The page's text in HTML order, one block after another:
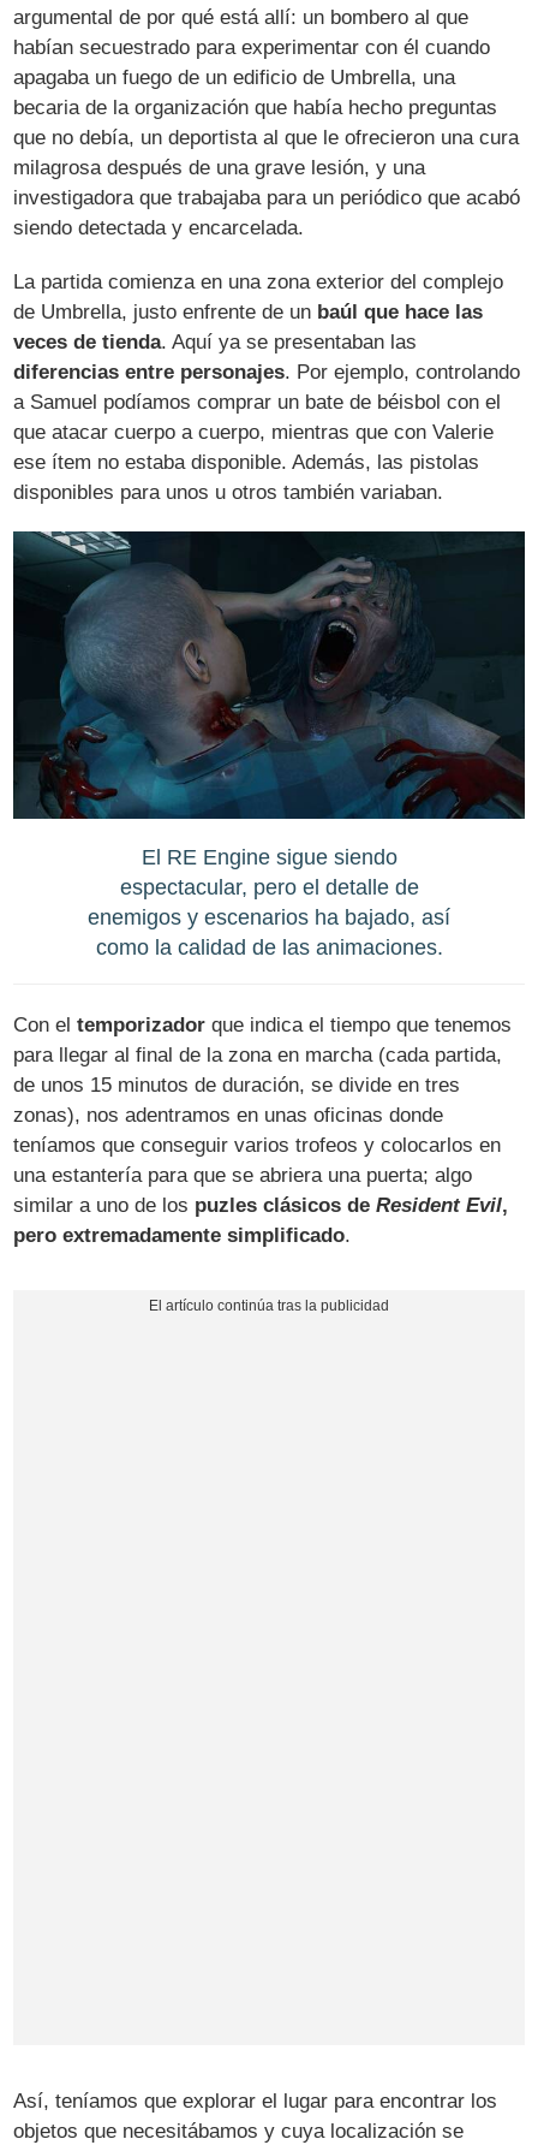
argumental de por qué está allí: un bombero al que
habían secuestrado para experimentar con él cuando
apagaba un fuego de un edificio de Umbrella, una
becaria de la organización que había hecho preguntas
que no debía, un deportista al que le ofrecieron una cura
milagrosa después de una grave lesión, y una
investigadora que trabajaba para un periódico que acabó
siendo detectada y encarcelada.
La partida comienza en una zona exterior del complejo
de Umbrella, justo enfrente de un baúl que hace las
veces de tienda. Aquí ya se presentaban las
diferencias entre personajes. Por ejemplo, controlando
a Samuel podíamos comprar un bate de béisbol con el
que atacar cuerpo a cuerpo, mientras que con Valerie
ese ítem no estaba disponible. Además, las pistolas
disponibles para unos u otros también variaban.
El RE Engine sigue siendo
espectacular, pero el detalle de
enemigos y escenarios ha bajado, así
como la calidad de las animaciones.
Con eltemporizador que indica el tiempo que tenemos
para llegar al final de la zona en marcha (cada partida,
de unos 15 minutos de duración, se divide en tres
zonas), nos adentramos en unas oficinas donde
teníamos que conseguir varios trofeos y colocarlos en
una estantería para que se abriera una puerta; algo
similar a uno de los puzles clásicos deResident Evil,
pero extremadamente simplificado.
Así, teníamos que explorar el lugar para encontrar los
objetos que necesitábamos y cuya localización se